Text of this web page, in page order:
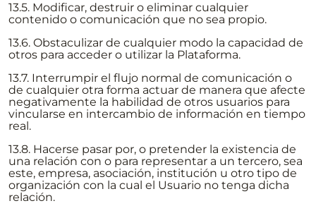
13.5. Modificar, destruir o eliminar cualquier
contenido o comunicación que no sea propio.
13.6. Obstaculizar de cualquier modo la capacidad de
otros para acceder o utilizar la Plataforma.
13.7. Interrumpir el flujo normal de comunicación o
de cualquier otra forma actuar de manera que afecte
negativamente la habilidad de otros usuarios para
vincularse en intercambio de información en tiempo
real.
13.8. Hacerse pasar por, o pretender la existencia de
una relación con o para representar a un tercero, sea
este, empresa, asociación, institución u otro tipo de
organización con la cual el Usuario no tenga dicha
relación.